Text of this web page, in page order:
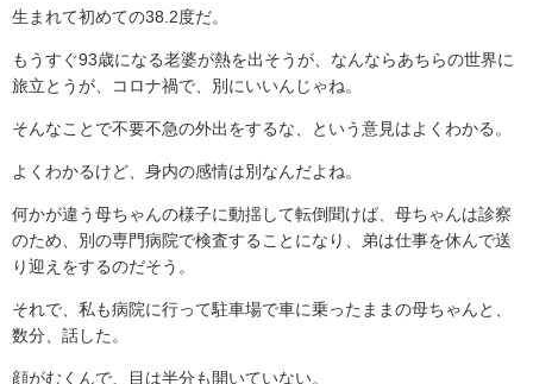
生まれて初めての38.2度だ。
もうすぐ93歳になる老婆が熱を出そうが、なんならあちらの世界に
旅立とうが、コロナ禍で、別にいいんじゃね。
そんなことで不要不急の外出をするな、という意見はよくわかる。
よくわかるけど、身内の感情は別なんだよね。
何かが違う母ちゃんの様子に動揺して転倒聞けば、母ちゃんは診察
のため、別の専門病院で検査することになり、弟は仕事を休んで送
り迎えをするのだそう。
それで、私も病院に行って駐車場で車に乗ったままの母ちゃんと、
数分、話した。
顔がむくんで、目は半分も開いていない。